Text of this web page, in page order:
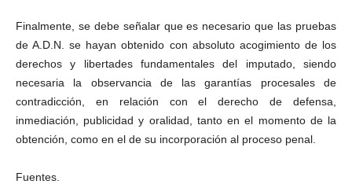
Finalmente, se debe señalar que es necesario que las pruebas
de A.D.N. se hayan obtenido con absoluto acogimiento de los
derechos y libertades fundamentales del imputado, siendo
necesaria la observancia de las garantías procesales de
contradicción, en relación con el derecho de defensa,
inmediación, publicidad y oralidad, tanto en el momento de la
obtención, como en el de su incorporación al proceso penal.
Fuentes.